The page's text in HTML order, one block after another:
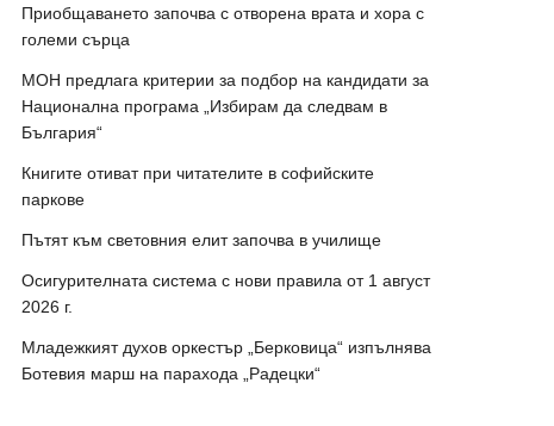
Приобщаването започва с отворена врата и хора с
големи сърца
МОН предлага критерии за подбор на кандидати за
Национална програма „Избирам да следвам в
България“
Книгите отиват при читателите в софийските
паркове
Пътят към световния елит започва в училище
Осигурителната система с нови правила от 1 август
2026 г.
Младежкият духов оркестър „Берковица“ изпълнява
Ботевия марш на парахода „Радецки“